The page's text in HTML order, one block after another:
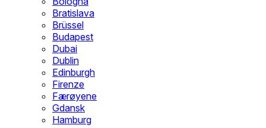
Bratislava
Brüssel
Budapest
Dubai
Dublin
Edinburgh
Firenze
Færøyene
Gdansk
Hamburg